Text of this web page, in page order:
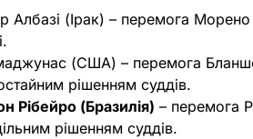
Албазі (Ірак) – перемога
(США) – перемога
рішенням суддів.
Рібейро (Бразилія) – перемога
рішенням суддів.